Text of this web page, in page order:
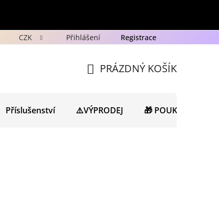
Ochrana osobních údajů GDPR Novinky
CZK Přihlášení Registrace
KOŠÍK
PRÁZDNÝ KOŠÍK
Příslušenství ⚠️VÝPRODEJ 🎁 POUKAZY